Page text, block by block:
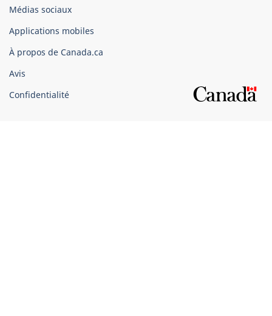
Organisation
gouvernement
du
Canada
Médias sociaux
Applications mobiles
À propos de Canada.ca
Avis
Confidentialité